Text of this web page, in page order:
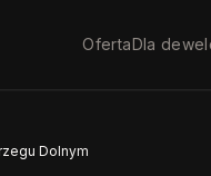
OfertaDla
Dolnym